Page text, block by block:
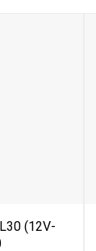
(12V-